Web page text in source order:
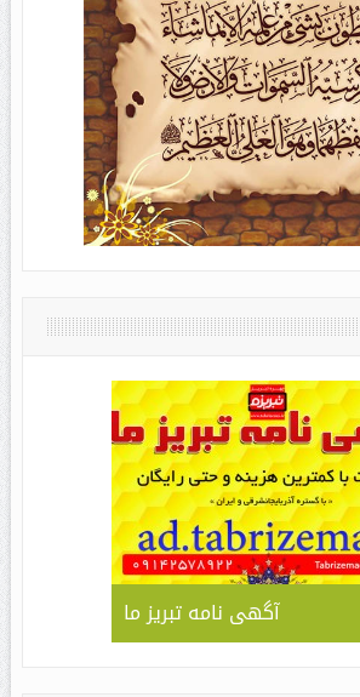
آگهی نامه تبریز ما